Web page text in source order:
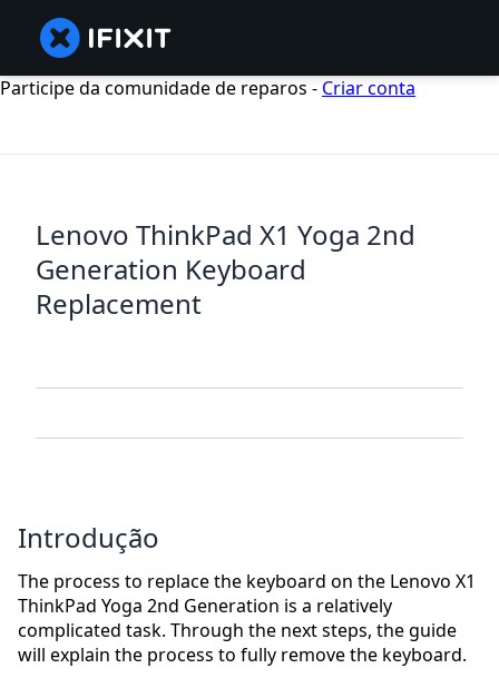
Participe da comunidade de reparos - Criar conta
Lenovo ThinkPad X1 Yoga 2nd
Generation Keyboard
Replacement
Introdução
The process to replace the keyboard on the Lenovo X1
ThinkPad Yoga 2nd Generation is a relatively
complicated task. Through the next steps, the guide
will explain the process to fully remove the keyboard.